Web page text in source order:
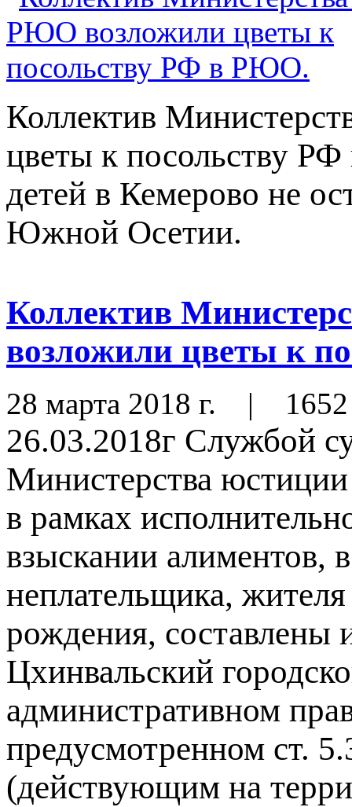
Коллектив
цветы к посольству
детей в Кемерово не
Южной Осетии.
Коллектив
возложили цветы к
28 марта 2018 г. | 1652
26.03.2018г Службой
Министерства
в рамках
взыскании алиментов,
неплательщика,
рождения, составлены
Цхинвальский
административном
предусмотренном ст.
(действующим на